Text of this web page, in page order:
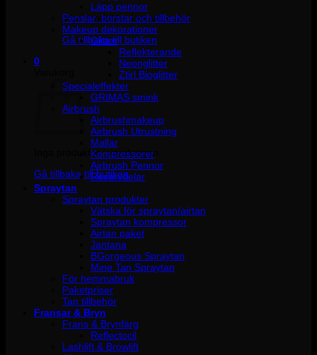
Inga produkter i varukorgen.
Gå tillbaka till butiken
0
Inga produkter i varukorgen.
Gå tillbaka till butiken
Läpp pennor
Penslar, borstar och tillbehör
Makeup dekorationer
Glitter
Reflekterande
Neonglitter
Ztirl Bioglitter
Specialeffekter
GRIMAS smink
Airbrush
Airbrushmakeup
Airbrush Utrustning
Mallar
Kompressorer
Airbrush Pennor
Reservdelar
Spraytan
Spraytan produkter
Vätska för spraytan/airtan
Spraytan kompressor
Airtan paket
Jantana
BGorgeous Spraytan
Mine Tan Spraytan
För hemmabruk
Paketpriser
Tan tillbehör
Fransar & Bryn
Frans & Brynfärg
Reflectocil
Lashlift & Browlift